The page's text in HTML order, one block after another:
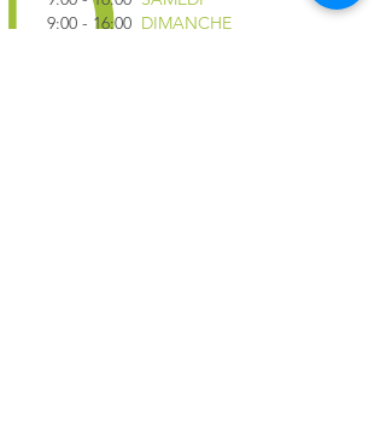
9:00 - 16:00 DIMANCHE